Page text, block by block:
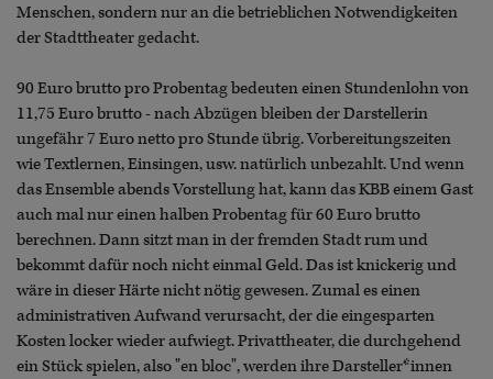
Menschen, sondern nur an die betrieblichen Notwendigkeiten
der Stadttheater gedacht.
90 Euro brutto pro Probentag bedeuten einen Stundenlohn von
11,75 Euro brutto - nach Abzügen bleiben der Darstellerin
ungefähr 7 Euro netto pro Stunde übrig. Vorbereitungszeiten
wie Textlernen, Einsingen, usw. natürlich unbezahlt. Und wenn
das Ensemble abends Vorstellung hat, kann das KBB einem Gast
auch mal nur einen halben Probentag für 60 Euro brutto
berechnen. Dann sitzt man in der fremden Stadt rum und
bekommt dafür noch nicht einmal Geld. Das ist knickerig und
wäre in dieser Härte nicht nötig gewesen. Zumal es einen
administrativen Aufwand verursacht, der die eingesparten
Kosten locker wieder aufwiegt. Privattheater, die durchgehend
ein Stück spielen, also "en bloc", werden ihre Darsteller*innen